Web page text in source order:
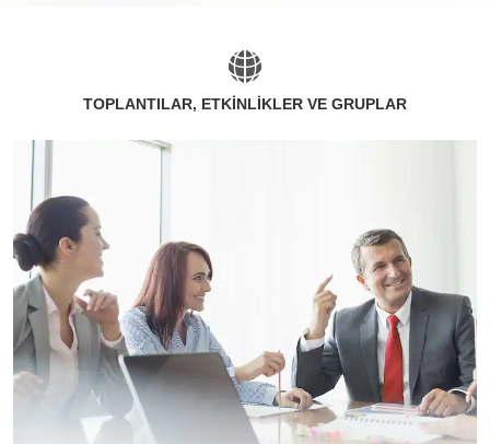
TOPLANTILAR, ETKINLIKLER VE GRUPLAR